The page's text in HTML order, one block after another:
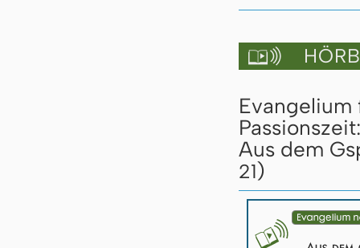

Passionszeit:
Aus dem
21)